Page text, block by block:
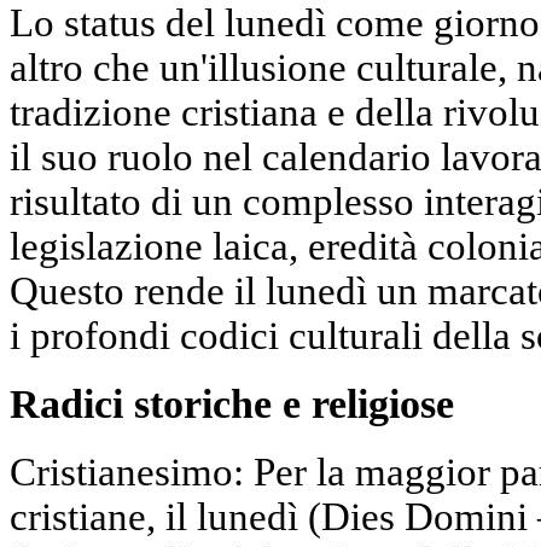
Lo status del lunedì come
altro che un'illusione culturale,
tradizione cristiana e della
il suo ruolo nel calendario
risultato di un complesso
legislazione laica, eredità
Questo rende il lunedì un
i profondi codici culturali della
Radici storiche e religiose
Cristianesimo: Per la maggior
cristiane, il lunedì (Dies